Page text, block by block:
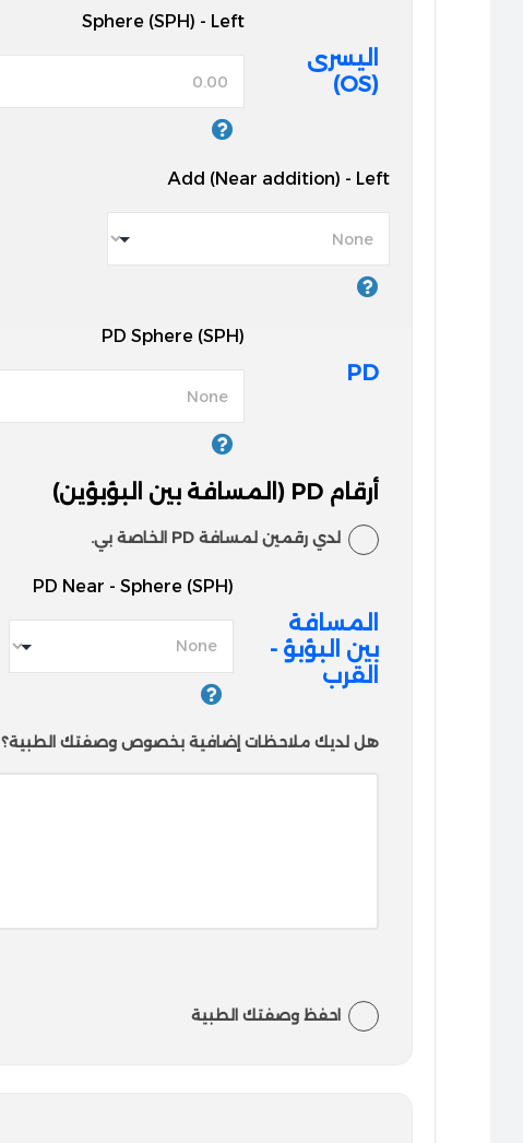
اليسرى
(OS)
Sphere (SPH) - Left
Add (Near addition) - Left
PD
PD Sphere (SPH)
أرقام PD (المسافة بين البؤبؤين)
لدي رقمين لمسافة PD الخاصة بي.
المسافة
بين البؤبؤ -
القرب
PD Near - Sphere (SPH)
هل لديك ملاحظات إضافية بخصوص وصفتك الطبية؟
احفظ وصفتك الطبية